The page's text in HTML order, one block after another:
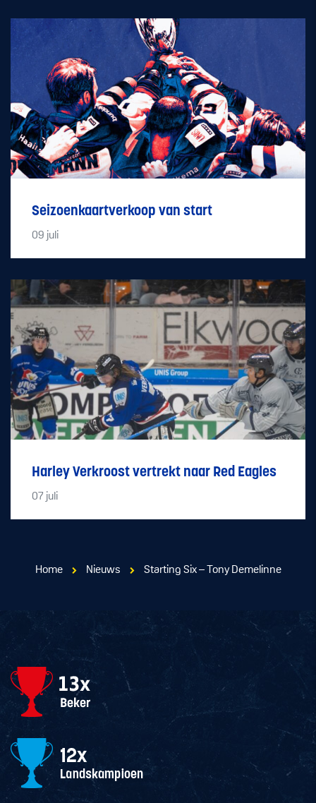
Seizoenkaartverkoop van start
09 juli
Harley Verkroost vertrekt naar Red Eagles
07 juli
Home Nieuws Starting Six – Tony Demelinne